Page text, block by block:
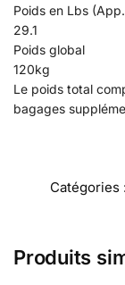
Poids en Lbs
29.1
Poids global
120kg
Le poids total
bagages
Catégories :
Produits